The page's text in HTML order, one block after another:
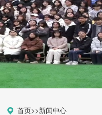
首页>>新闻中心